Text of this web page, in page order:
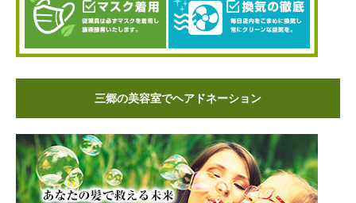
三郷の美容室でヘアドネーション